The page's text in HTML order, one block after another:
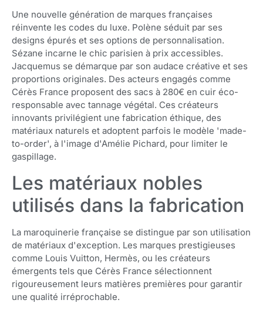
Une nouvelle génération de marques françaises
réinvente les codes du luxe. Polène séduit par ses
designs épurés et ses options de personnalisation.
Sézane incarne le chic parisien à prix accessibles.
Jacquemus se démarque par son audace créative et ses
proportions originales. Des acteurs engagés comme
Cérès France proposent des sacs à 280€ en cuir éco-
responsable avec tannage végétal. Ces créateurs
innovants privilégient une fabrication éthique, des
matériaux naturels et adoptent parfois le modèle 'made-
to-order', à l'image d'Amélie Pichard, pour limiter le
gaspillage.
Les matériaux nobles
utilisés dans la fabrication
La maroquinerie française se distingue par son utilisation
de matériaux d'exception. Les marques prestigieuses
comme Louis Vuitton, Hermès, ou les créateurs
émergents tels que Cérès France sélectionnent
rigoureusement leurs matières premières pour garantir
une qualité irréprochable.